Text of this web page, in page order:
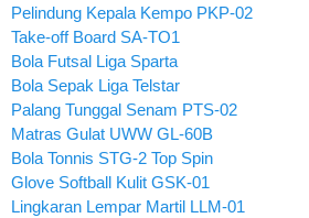
Pelindung Kepala Kempo PKP-02
Take-off Board SA-TO1
Bola Futsal Liga Sparta
Bola Sepak Liga Telstar
Palang Tunggal Senam PTS-02
Matras Gulat UWW GL-60B
Bola Tonnis STG-2 Top Spin
Glove Softball Kulit GSK-01
Lingkaran Lempar Martil LLM-01